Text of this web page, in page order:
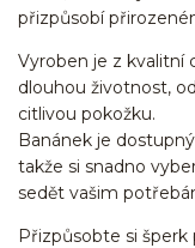
přizpůsobí
Vyroben je z kvalitní
dlouhou životnost,
citlivou pokožku.
Banánek je
takže si snadno
sedět vašim
Přizpůsobte si